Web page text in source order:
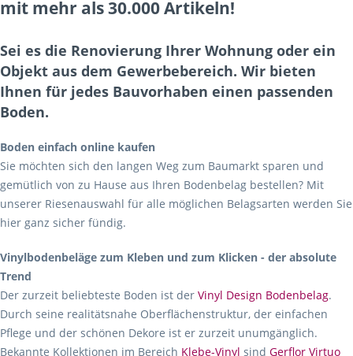
mit mehr als 30.000 Artikeln!
Sei es die Renovierung Ihrer Wohnung oder ein
Objekt aus dem Gewerbebereich. Wir bieten
Ihnen für jedes Bauvorhaben einen passenden
Boden.
Boden einfach online kaufen
Sie möchten sich den langen Weg zum Baumarkt sparen und
gemütlich von zu Hause aus Ihren Bodenbelag bestellen? Mit
unserer Riesenauswahl für alle möglichen Belagsarten werden Sie
hier ganz sicher fündig.
Vinylbodenbeläge zum Kleben und zum Klicken - der absolute
Trend
Der zurzeit beliebteste Boden ist der Vinyl Design Bodenbelag.
Durch seine realitätsnahe Oberflächenstruktur, der einfachen
Pflege und der schönen Dekore ist er zurzeit unumgänglich.
Bekannte Kollektionen im Bereich Klebe-Vinyl sind Gerflor Virtuo